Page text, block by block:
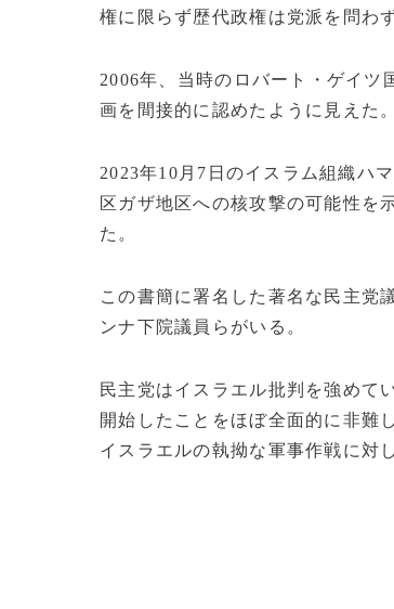
権に限らず歴代政権は党派を問わ
2006年、当時のロバート・ゲイツ
画を間接的に認めたように見えた。
2023年10月7日のイスラム組織ハ
区ガザ地区への核攻撃の可能性を
た。
この書簡に署名した著名な民主党
ンナ下院議員らがいる。
民主党はイスラエル批判を強めて
開始したことをほぼ全面的に非難
イスラエルの執拗な軍事作戦に対